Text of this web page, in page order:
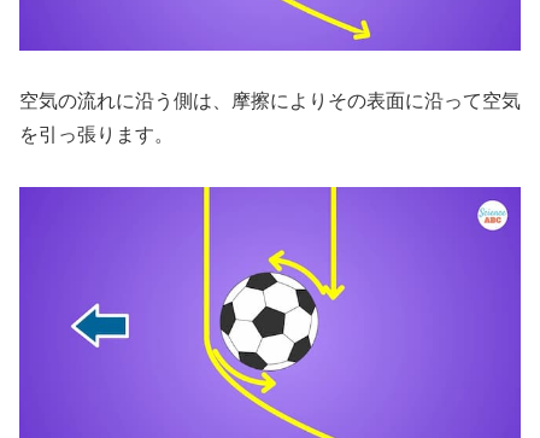
空気の流れに沿う側は、摩擦によりその表面に沿って空気
を引っ張ります。